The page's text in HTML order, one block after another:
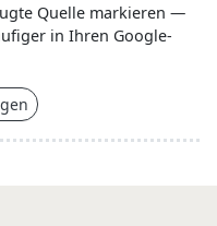
Quelle markieren —
in Ihren Google-